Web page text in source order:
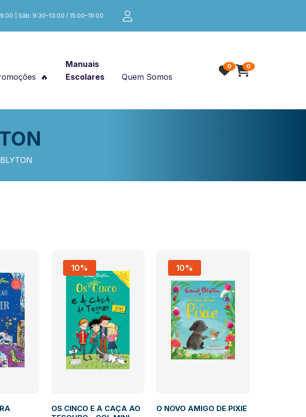
| Sáb: 9:30–13:00 / 15:00–19:00
Manuais
Escolares
Quem Somos
0 0
10%
OS CINCO E A CAÇA AO
10%
O NOVO AMIGO DE PIXIE